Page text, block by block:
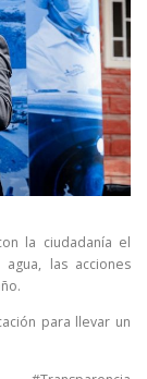
la ciudadanía el
las acciones
para llevar un